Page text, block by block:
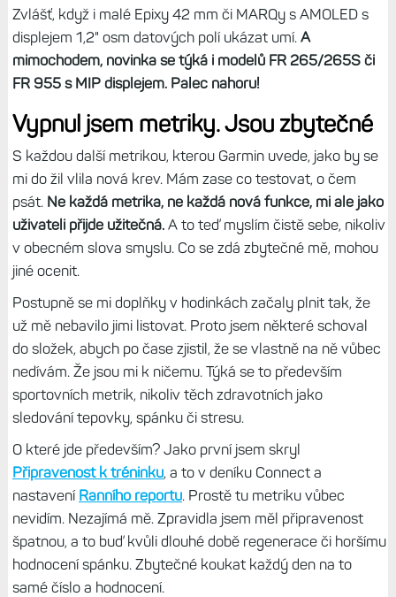
nenapadlo zkoušet, měl jsem za to, že omezení na šest
datových polí je stále platné.
Nepřehlédněte:Zkušenosti s hodinkami Forerunner 965:
Nejlepší hodinky současnosti? K dokonalosti pár drobností
chybí
Až díky hintu v diskuzi zmíněného článku se ukázalo, že
Forerunnery 965 skutečně zobrazí na displeji o úhlopříčce
1,4" osm datových polí. Nevím přesně, od kdy to tak je,
každopádně je skvělé, že to konečně Garmin udělal.
Zvlášť, když i malé Epixy 42 mm či MARQy s AMOLED s
displejem 1,2" osm datových polí ukázat umí.A
mimochodem, novinka se týká i modelů FR 265/265S či
FR 955 s MIP displejem. Palec nahoru!
Vypnul jsem metriky. Jsou zbytečné